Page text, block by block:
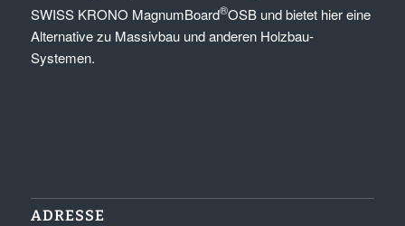
SWISS KRONO MagnumBoard®OSB und bietet hier eine
Alternative zu Massivbau und anderen Holzbau-
Systemen.
ADRESSE